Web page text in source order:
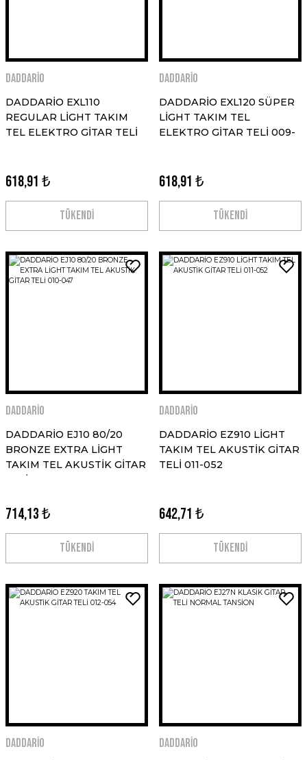
DADDARİO
DADDARİO EXL110
REGULAR LİGHT TAKIM
TEL ELEKTRO GİTAR TELİ
618,91 ₺
TÜKENDİ
DADDARİO
DADDARİO EXL120 SÜPER
LİGHT TAKIM TEL
ELEKTRO GİTAR TELİ 009-
618,91 ₺
TÜKENDİ
DADDARİO
DADDARİO EJ10 80/20
BRONZE EXTRA LİGHT
TAKIM TEL AKUSTİK GİTAR
TELİ 010-047
714,13 ₺
TÜKENDİ
DADDARİO
DADDARİO EZ910 LİGHT
TAKIM TEL AKUSTİK GİTAR
TELİ 011-052
642,71 ₺
TÜKENDİ
DADDARİO DADDARİO